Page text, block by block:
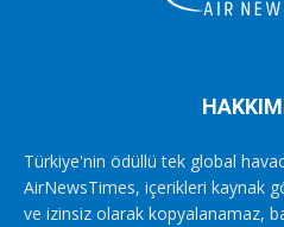
Türkiye'nin ödüllü tek global
AirNewsTimes, içerikleri kaynak
ve izinsiz olarak kopyalanamaz,